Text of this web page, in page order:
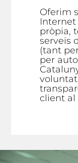
Oferim
Internet
pròpia,
serveis
(tant
per
client al